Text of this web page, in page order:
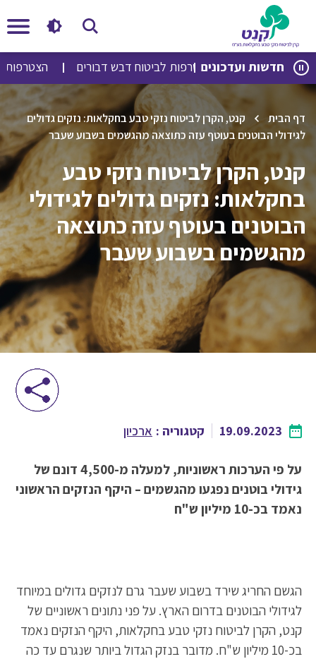
דלג
לתוכן
דלג
לניווט
חדשות ועדכוניםהצטרפות לביטוח דבש דבורים הצטרפות
דף הבית
קנט, הקרן לביטוח נזקי טבע בחקלאות: נזקים גדולים
לגידולי הבוטנים בעוטף עזה כתוצאה מהגשמים בשבוע שעבר
קנט, הקרן לביטוח נזקי טבע
בחקלאות: נזקים גדולים לגידולי
הבוטנים בעוטף עזה כתוצאה
מהגשמים בשבוע שעבר
19.09.2023 קטגוריה : ארכיון
על פי הערכות ראשוניות, למעלה מ-4,500 דונם של
גידולי בוטנים נפגעו מהגשמים – היקף הנזקים הראשוני
נאמד בכ-10 מיליון ש"ח
הגשם החריג שירד בשבוע שעבר גרם לנזקים גדולים במיוחד
לגידולי הבוטנים בדרום הארץ. על פני נתונים ראשוניים של
קנט, הקרן לביטוח נזקי טבע בחקלאות, היקף הנזקים נאמד
בכ-10 מיליון ש"ח. מדובר בנזק הגדול ביותר שנגרם עד כה